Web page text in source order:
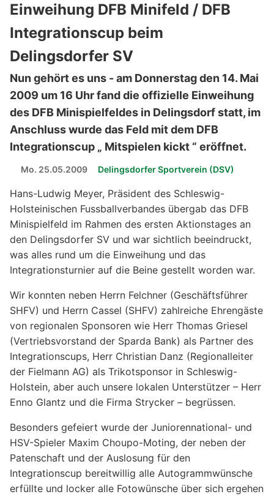
Einweihung DFB Minifeld / DFB
Integrationscup beim
Delingsdorfer SV
Nun gehört es uns - am Donnerstag den 14. Mai
2009 um 16 Uhr fand die offizielle Einweihung
des DFB Minispielfeldes in Delingsdorf statt, im
Anschluss wurde das Feld mit dem DFB
Integrationscup „ Mitspielen kickt “ eröffnet.
Mo. 25.05.2009 Delingsdorfer Sportverein (DSV)
Hans-Ludwig Meyer, Präsident des Schleswig-
Holsteinischen Fussballverbandes übergab das DFB
Minispielfeld im Rahmen des ersten Aktionstages an
den Delingsdorfer SV und war sichtlich beeindruckt,
was alles rund um die Einweihung und das
Integrationsturnier auf die Beine gestellt worden war.
Wir konnten neben Herrn Felchner (Geschäftsführer
SHFV) und Herrn Cassel (SHFV) zahlreiche Ehrengäste
von regionalen Sponsoren wie Herr Thomas Griesel
(Vertriebsvorstand der Sparda Bank) als Partner des
Integrationscups, Herr Christian Danz (Regionalleiter
der Fielmann AG) als Trikotsponsor in Schleswig-
Holstein, aber auch unsere lokalen Unterstützer – Herr
Enno Glantz und die Firma Strycker – begrüssen.
Besonders gefeiert wurde der Juniorennational- und
HSV-Spieler Maxim Choupo-Moting, der neben der
Patenschaft und der Auslosung für den
Integrationscup bereitwillig alle Autogrammwünsche
erfüllte und locker alle Fotowünsche über sich ergehen